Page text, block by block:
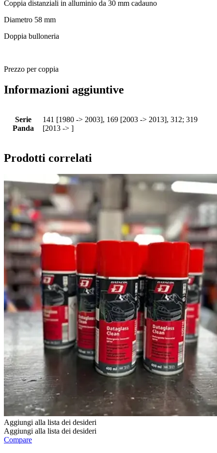
Coppia distanziali in alluminio da 30 mm cadauno
Diametro 58 mm
Doppia bulloneria
Prezzo per coppia
Informazioni aggiuntive
Serie
Panda
141 [1980 -> 2003], 169 [2003 -> 2013], 312; 319
[2013 -> ]
Prodotti correlati
Aggiungi alla lista dei desideri
Aggiungi alla lista dei desideri
Compare